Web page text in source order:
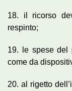
18. il ricorso
respinto;
19. le spese del
come da
20. al rigetto